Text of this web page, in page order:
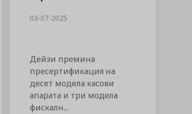
03-07-2025
Дейзи премина
пресертификация на
десет модела касови
апарата и три модела
фискалн...